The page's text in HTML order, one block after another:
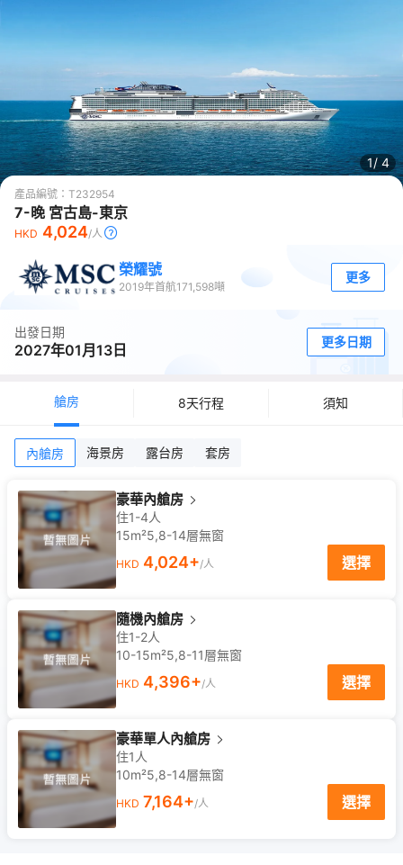
1/4
產品編號： T232954
7-晚 宮古島-東京
HKD 4,024/人
榮耀號
2019年首航171,598噸
更多
出發日期
2027年01月13日 更多日期
艙房 8天行程 須知
內艙房 海景房 露台房 套房
豪華內艙房
住1-4人
15m²5,8-14層無窗
HKD 4,024+/人 選擇
隨機內艙房
住1-2人
10-15m²5,8-11層無窗
HKD 4,396+/人 選擇
豪華單人內艙房
住1人
10m²5,8-14層無窗
HKD 7,164+/人 選擇